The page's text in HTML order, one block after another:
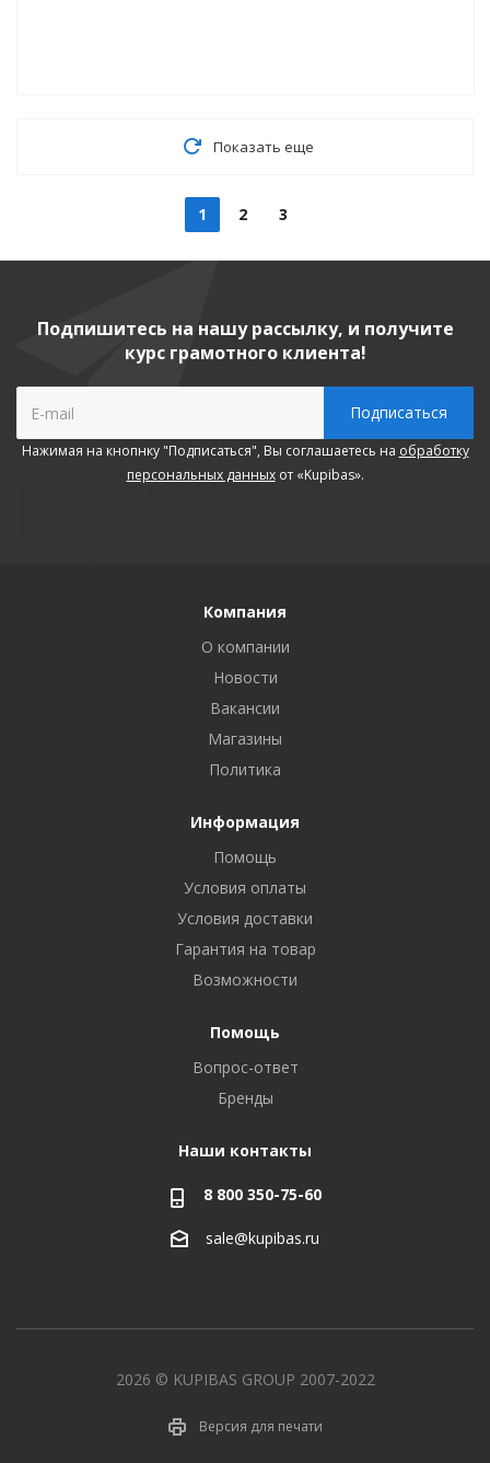
Показать еще
1 2 3
Подпишитесь на нашу рассылку, и получите
курс грамотного клиента!
Нажимая на кнопнку "Подписаться", Вы соглашаетесь на обработку
персональных данныхот «Kupibas».
Компания
О компании
Новости
Вакансии
Магазины
Политика
Информация
Помощь
Условия оплаты
Условия доставки
Гарантия на товар
Возможности
Помощь
Вопрос-ответ
Бренды
Наши контакты
8 800 350-75-60
sale@kupibas.ru
2026 © KUPIBAS GROUP 2007-2022
Версия для печати